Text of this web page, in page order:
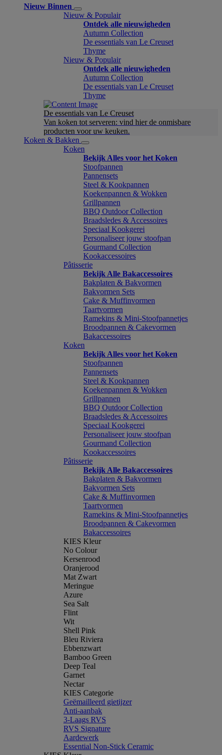
Nieuw Binnen
Nieuw & Populair
Ontdek alle nieuwigheden
Autumn Collection
De essentials van Le Creuset
Thyme
Nieuw & Populair
Ontdek alle nieuwigheden
Autumn Collection
De essentials van Le Creuset
Thyme
De essentials van Le Creuset
Van koken tot serveren: vind hier de onmisbare
producten voor uw keuken.
Koken & Bakken
Koken
Bekijk Alles voor het Koken
Stoofpannen
Pannensets
Steel & Kookpannen
Koekenpannen & Wokken
Grillpannen
BBQ Outdoor Collection
Braadsledes & Accessoires
Speciaal Kookgerei
Personaliseer jouw stoofpan
Gourmand Collection
Kookaccessoires
Pâtisserie
Bekijk Alle Bakaccessoires
Bakplaten & Bakvormen
Bakvormen Sets
Cake & Muffinvormen
Taartvormen
Ramekins & Mini-Stoofpannetjes
Broodpannen & Cakevormen
Bakaccessoires
Koken
Bekijk Alles voor het Koken
Stoofpannen
Pannensets
Steel & Kookpannen
Koekenpannen & Wokken
Grillpannen
BBQ Outdoor Collection
Braadsledes & Accessoires
Speciaal Kookgerei
Personaliseer jouw stoofpan
Gourmand Collection
Kookaccessoires
Pâtisserie
Bekijk Alle Bakaccessoires
Bakplaten & Bakvormen
Bakvormen Sets
Cake & Muffinvormen
Taartvormen
Ramekins & Mini-Stoofpannetjes
Broodpannen & Cakevormen
Bakaccessoires
KIES Kleur
No Colour
Kersenrood
Oranjerood
Mat Zwart
Meringue
Azure
Sea Salt
Flint
Wit
Shell Pink
Bleu Riviera
Ebbenzwart
Bamboo Green
Deep Teal
Garnet
Nectar
KIES Categorie
Geëmailleerd gietijzer
Anti-aanbak
3-Laags RVS
RVS Signature
Aardewerk
Essential Non-Stick Ceramic